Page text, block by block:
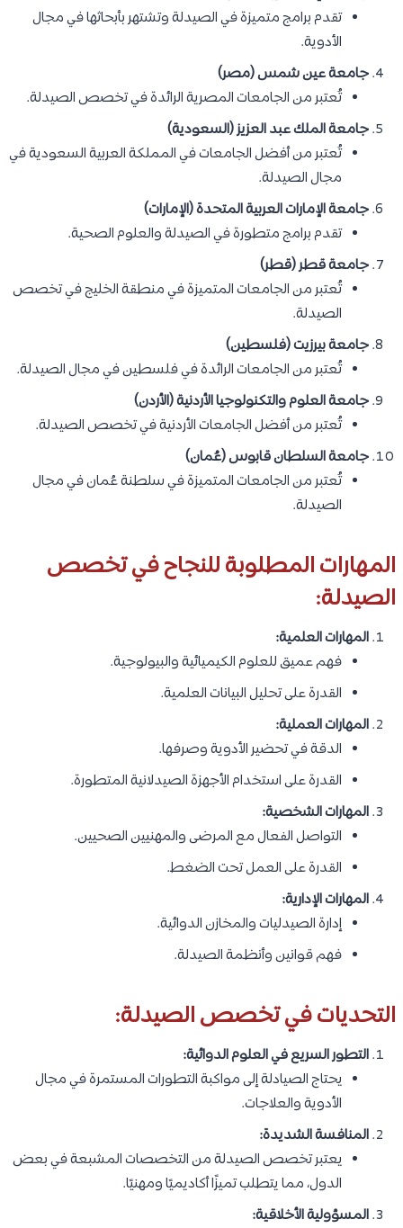
تقدم برامج متميزة في الصيدلة وتشتهر بأبحاثها في مجال
الأدوية.
جامعة عين شمس (مصر)
تُعتبر من الجامعات المصرية الرائدة في تخصص الصيدلة.
جامعة الملك عبد العزيز (السعودية)
تُعتبر من أفضل الجامعات في المملكة العربية السعودية في
مجال الصيدلة.
جامعة الإمارات العربية المتحدة (الإمارات)
تقدم برامج متطورة في الصيدلة والعلوم الصحية.
جامعة قطر (قطر)
تُعتبر من الجامعات المتميزة في منطقة الخليج في تخصص
الصيدلة.
جامعة بيرزيت (فلسطين)
تُعتبر من الجامعات الرائدة في فلسطين في مجال الصيدلة.
جامعة العلوم والتكنولوجيا الأردنية (الأردن)
تُعتبر من أفضل الجامعات الأردنية في تخصص الصيدلة.
جامعة السلطان قابوس (عُمان)
تُعتبر من الجامعات المتميزة في سلطنة عُمان في مجال
الصيدلة.
المهارات المطلوبة للنجاح في تخصص
الصيدلة:
المهارات العلمية:
فهم عميق للعلوم الكيميائية والبيولوجية.
القدرة على تحليل البيانات العلمية.
المهارات العملية:
الدقة في تحضير الأدوية وصرفها.
القدرة على استخدام الأجهزة الصيدلانية المتطورة.
المهارات الشخصية:
التواصل الفعال مع المرضى والمهنيين الصحيين.
القدرة على العمل تحت الضغط.
المهارات الإدارية:
إدارة الصيدليات والمخازن الدوائية.
فهم قوانين وأنظمة الصيدلة.
التحديات في تخصص الصيدلة:
التطور السريع في العلوم الدوائية:
يحتاج الصيادلة إلى مواكبة التطورات المستمرة في مجال
الأدوية والعلاجات.
المنافسة الشديدة:
يعتبر تخصص الصيدلة من التخصصات المشبعة في بعض
الدول، مما يتطلب تميزًا أكاديميًا ومهنيًا.
المسؤولية الأخلاقية: